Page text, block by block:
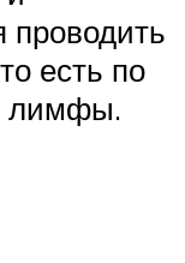
проводить
есть по
лимфы.